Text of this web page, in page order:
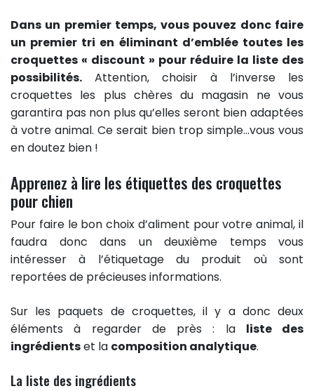
Dans un premier temps, vous pouvez donc faire
un premier tri en éliminant d’emblée toutes les
croquettes « discount » pour réduire la liste des
possibilités. Attention, choisir à l’inverse les
croquettes les plus chères du magasin ne vous
garantira pas non plus qu’elles seront bien adaptées
à votre animal. Ce serait bien trop simple…vous vous
en doutez bien !
Apprenez à lire les étiquettes des croquettes
pour chien
Pour faire le bon choix d’aliment pour votre animal, il
faudra donc dans un deuxième temps vous
intéresser à l’étiquetage du produit où sont
reportées de précieuses informations.
Sur les paquets de croquettes, il y a donc deux
éléments à regarder de près : la liste des
ingrédientset la composition analytique.
La liste des ingrédients